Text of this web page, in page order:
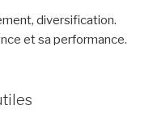
diversification.
et sa performance.